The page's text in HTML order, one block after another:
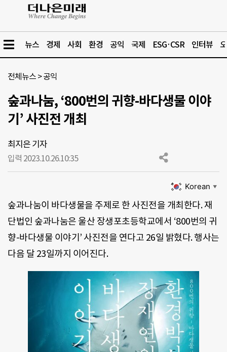
뉴스 경제 사회 환경 공익 국제 ESG·CSR 인터뷰
전체뉴스 >공익
숲과나눔, ‘800번의 귀향-바다생물 이야
기’ 사진전 개최
최지은 기자
입력 2023.10.26.10:35
Korean ▼
숲과나눔이 바다생물을 주제로 한 사진전을 개최한다. 재
단법인 숲과나눔은 울산 장생포초등학교에서 ‘800번의 귀
향-바다생물 이야기’ 사진전을 연다고 26일 밝혔다. 행사는
다음 달 23일까지 이어진다.